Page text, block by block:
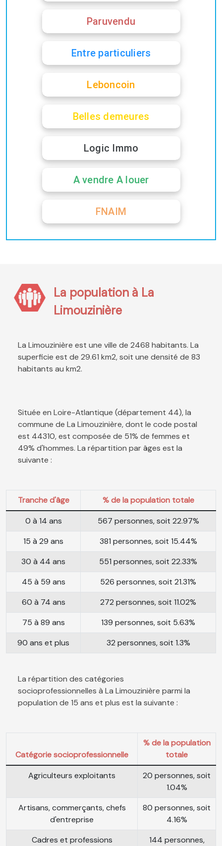
Paruvendu
Entre particuliers
Leboncoin
Belles demeures
Logic Immo
A vendre A louer
FNAIM
La population à La
Limouzinière
La Limouzinière est une ville de 2468 habitants. La
superficie est de 29.61 km2, soit une densité de 83
habitants au km2.
Située en Loire-Atlantique (département 44), la
commune de La Limouzinière, dont le code postal
est 44310, est composée de 51% de femmes et
49% d'hommes. La répartition par âges est la
suivante :
Tranche d'âge
% de la population totale
0 à 14 ans
567 personnes, soit 22.97%
15 à 29 ans
381 personnes, soit 15.44%
30 à 44 ans
551 personnes, soit 22.33%
45 à 59 ans
526 personnes, soit 21.31%
60 à 74 ans
272 personnes, soit 11.02%
75 à 89 ans
139 personnes, soit 5.63%
90 ans et plus
32 personnes, soit 1.3%
La répartition des catégories
socioprofessionnelles à La Limouzinière parmi la
population de 15 ans et plus est la suivante :
Catégorie socioprofessionnelle
% de la population
totale
Agriculteurs exploitants
20 personnes, soit
1.04%
Artisans, commerçants, chefs
d'entreprise
80 personnes, soit
4.16%
Cadres et professions
144 personnes,